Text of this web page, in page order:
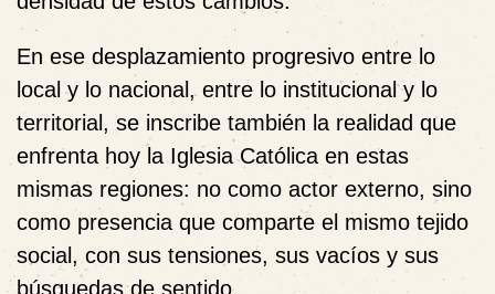
En ese desplazamiento progresivo entre lo
local y lo nacional, entre lo institucional y lo
territorial, se inscribe también la realidad que
enfrenta hoy la Iglesia Católica en estas
mismas regiones: no como actor externo, sino
como presencia que comparte el mismo tejido
social, con sus tensiones, sus vacíos y sus
búsquedas de sentido.